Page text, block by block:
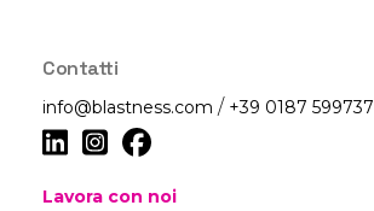
Contatti
info@blastness.com / +39 0187 599737
Lavora con noi